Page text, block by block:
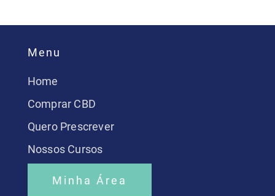
Menu
Home
Comprar CBD
Quero Prescrever
Nossos Cursos
Minha Área